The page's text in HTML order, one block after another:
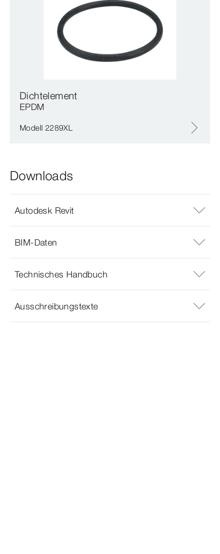
Dichtelement
EPDM
Modell 2289XL
Downloads
Autodesk Revit
BIM-Daten
Technisches Handbuch
Ausschreibungstexte